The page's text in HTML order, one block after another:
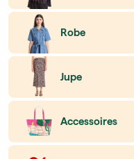
Robe
Jupe
Accessoires